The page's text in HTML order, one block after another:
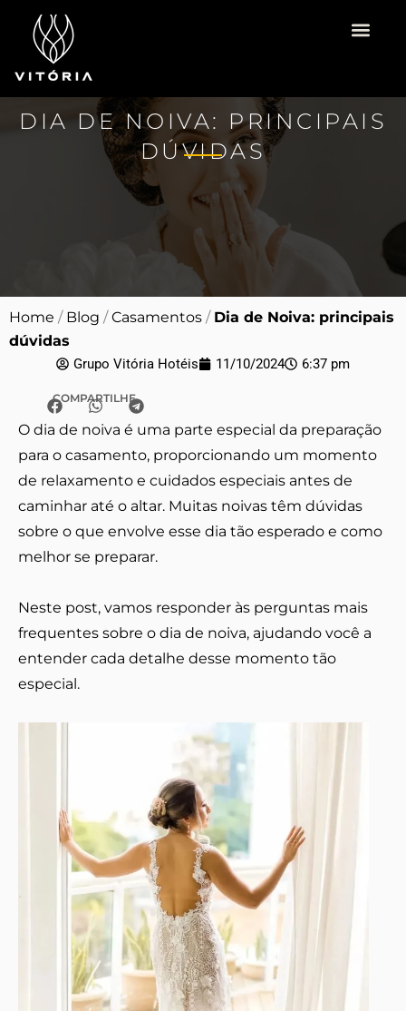
conteúdo
DIA DE NOIVA: PRINCIPAIS
DÚVIDAS
Home / Blog /Casamentos / Dia de Noiva: principais
dúvidas
Grupo Vitória Hotéis 11/10/2024 6:37 pm
COMPARTILHE
O dia de noiva é uma parte especial da preparação
para o casamento, proporcionando um momento
de relaxamento e cuidados especiais antes de
caminhar até o altar. Muitas noivas têm dúvidas
sobre o que envolve esse dia tão esperado e como
melhor se preparar.
Neste post, vamos responder às perguntas mais
frequentes sobre o dia de noiva, ajudando você a
entender cada detalhe desse momento tão
especial.